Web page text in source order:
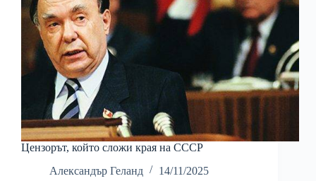
Цензорът, който сложи края на СССР
Александър Геланд
14/11/2025